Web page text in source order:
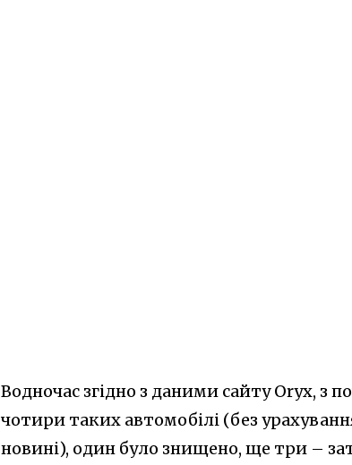
Водночас згідно з даними сайту Oryx, з
чотири таких автомобілі (без
новині), один було знищено, ще три –